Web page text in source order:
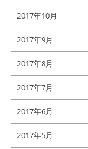
2017年10月
2017年9月
2017年8月
2017年7月
2017年6月
2017年5月